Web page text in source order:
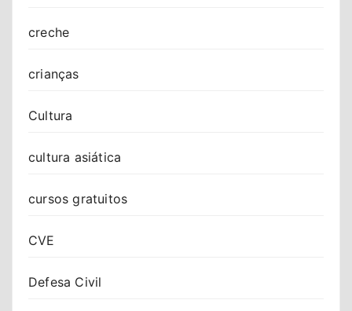
creche
crianças
Cultura
cultura asiática
cursos gratuitos
CVE
Defesa Civil